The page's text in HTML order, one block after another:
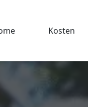
Kosten